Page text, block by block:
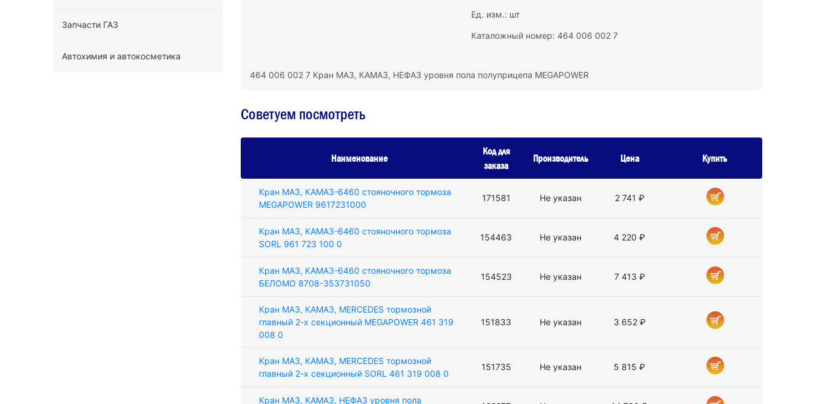
Запчасти ГАЗ
Автохимия и автокосметика
Ед. изм.: шт
Каталожный номер: 464 006 002 7
464 006 002 7 Кран МАЗ, КАМАЗ, НЕФАЗ уровня пола полуприцепа MEGAPOWER
Советуем посмотреть
Наименование
Код для
заказа
Производитель Цена Купить
Кран МАЗ, КАМАЗ-6460 стояночного тормоза
MEGAPOWER 9617231000
171581 Не указан 2 741 ₽
Кран МАЗ, КАМАЗ-6460 стояночного тормоза
SORL 961 723 100 0
154463 Не указан 4 220 ₽
Кран МАЗ, КАМАЗ-6460 стояночного тормоза
БЕЛОМО 8708-353731050
154523 Не указан 7 413 ₽
Кран МАЗ, КАМАЗ, MERCEDES тормозной
главный 2-х секционный MEGAPOWER 461 319
008 0
151833 Не указан 3 652 ₽
Кран МАЗ, КАМАЗ, MERCEDES тормозной
главный 2-х секционный SORL 461 319 008 0
151735 Не указан 5 815 ₽
Кран МАЗ, КАМАЗ, НЕФАЗ уровня пола